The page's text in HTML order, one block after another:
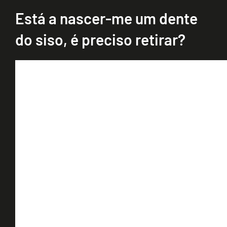
Está a nascer-me um dente
do siso, é preciso retirar?